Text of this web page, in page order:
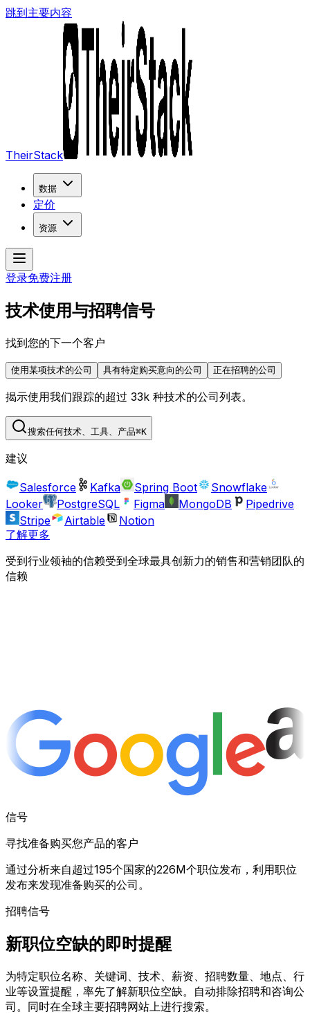
跳到主要内容
TheirStack
数据
定价
资源
登录免费注册
技术使用与招聘信号
找到您的下一个客户
使用某项技术的公司 具有特定购买意向的公司 正在招聘的公司
揭示使用我们跟踪的超过 33k 种技术的公司列表。
搜索任何技术、工具、产品⌘K
建议
Salesforce Kafka Spring Boot
Snowflake
Looker
PostgreSQL Figma MongoDB
Pipedrive
Stripe
Airtable
Notion
了解更多
受到行业领袖的信赖受到全球最具创新力的销售和营销团队的
信赖
信号
寻找准备购买您产品的客户
通过分析来自超过195个国家的226M个职位发布，利用职位
发布来发现准备购买的公司。
招聘信号
新职位空缺的即时提醒
为特定职位名称、关键词、技术、薪资、招聘数量、地点、行
业等设置提醒，率先了解新职位空缺。自动排除招聘和咨询公
司。同时在全球主要招聘网站上进行搜索。